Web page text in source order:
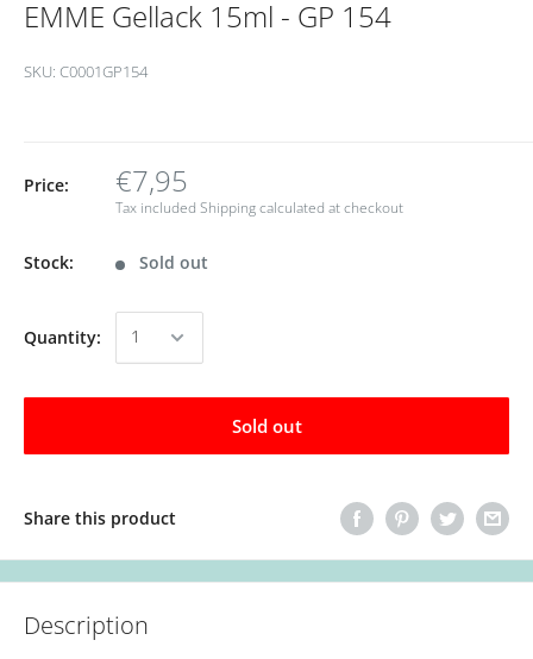
EMME Gellack 15ml - GP 154
SKU: C0001GP154
Price: €7,95
Tax included Shipping calculated at checkout
Stock: Sold out
Quantity:
Sold out
Share this product
Description